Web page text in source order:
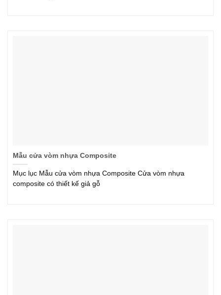
Mẫu cửa vòm nhựa Composite
Mục lục Mẫu cửa vòm nhựa Composite Cửa vòm nhựa
composite có thiết kế giả gỗ